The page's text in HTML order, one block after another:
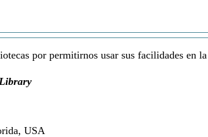
por permitirnos usar sus facilidades en
USA